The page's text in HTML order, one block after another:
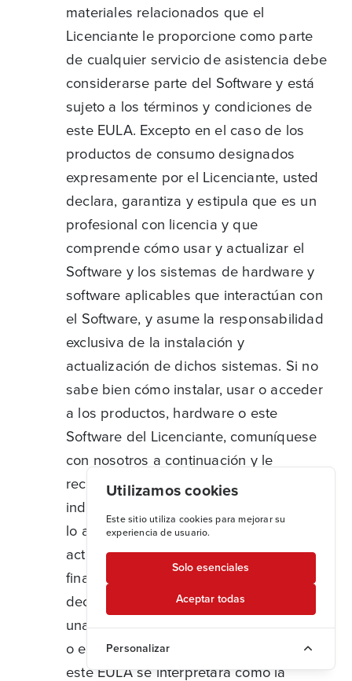
materiales relacionados que el
Licenciante le proporcione como parte
de cualquier servicio de asistencia debe
considerarse parte del Software y está
sujeto a los términos y condiciones de
este EULA. Excepto en el caso de los
productos de consumo designados
expresamente por el Licenciante, usted
declara, garantiza y estipula que es un
profesional con licencia y que
comprende cómo usar y actualizar el
Software y los sistemas de hardware y
software aplicables que interactúan con
el Software, y asume la responsabilidad
exclusiva de la instalación y
actualización de dichos sistemas. Si no
sabe bien cómo instalar, usar o acceder
a los productos, hardware o este
Software del Licenciante, comuníquese
con nosotros a continuación y le
recomendaremos un tercero
independiente que pueda ayudarle con
lo anterior. Si instala el Software o lo
activa en representación de un usuario
final, una persona o una entidad,
declara y garantiza que proporcionará
una copia de este EULA a dicha persona
o entidad. Nada de lo establecido en
este EULA se interpretará como la
Utilizamos cookies
Este sitio utiliza cookies para mejorar su
experiencia de usuario.
Solo esenciales
Aceptar todas
Personalizar